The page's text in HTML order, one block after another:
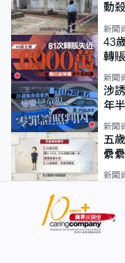
動
新聞
43
轉
新聞
涉
年
新聞
五
纍
類
新聞